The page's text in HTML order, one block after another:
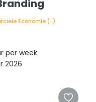
Economie (...)
per week
2026